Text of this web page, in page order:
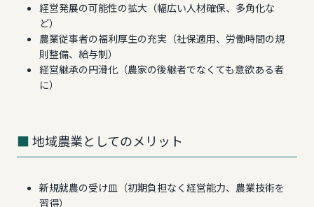
経営発展の可能性の拡大（幅広い人材確保、多角化な
ど）
農業従事者の福利厚生の充実（社保適用、労働時間の規
則整備、給与制）
経営継承の円滑化（農家の後継者でなくても意欲ある者
に）
地域農業としてのメリット
新規就農の受け皿（初期負担なく経営能力、農業技術を
習得）